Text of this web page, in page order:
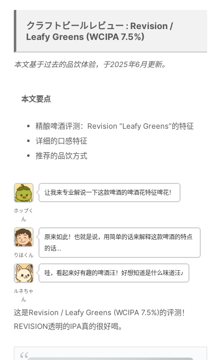
クラフトビールレビュー : Revision /
Leafy Greens (WCIPA 7.5%)
本文基于过去的品饮体验，于2025年6月更新。
本文要点
精酿啤酒评测：Revision “Leafy Greens”的特征
详细的口感特征
推荐的品饮方式
ホップく
ん
让我来专业解说一下这款啤酒的啤酒花特征啤花！
りほくん
原来如此！也就是说，用简单的话来解释这款啤酒的特点
的话…
ルネちゃ
ん
哇，看起来好有趣的啤酒汪！好想知道是什么味道汪♪
这是Revision / Leafy Greens (WCIPA 7.5%)的评测！
REVISION透明的IPA真的很好喝。